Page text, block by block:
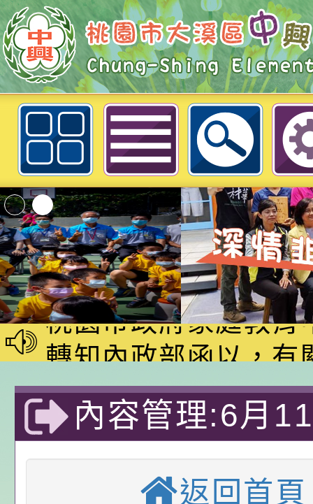
6月11日六年級自然課程--3--3人
影響(複習)-桃園市大溪區中興國民
「2026桃園市孔廟
動—儒門初開 智慧
桃園市政府家庭教育
家8月課程資訊」、
電影營」、「祖孫樂
「愛『原原』不絕-
樂會」、「邁向下一
列講座及成長團體
轉知內政部函以，有
員會函釋公務員留職
赴陸應申請許可一案
中興國民小學115學
期第1次第7-9招代課
甄選公告
本校「115學年度國
校課程計畫」核定一
轉知教育部國民及學
辦理「115年度教育
公告:桃園市政府腸
內容管理:6月
級自然課程--
返回首頁